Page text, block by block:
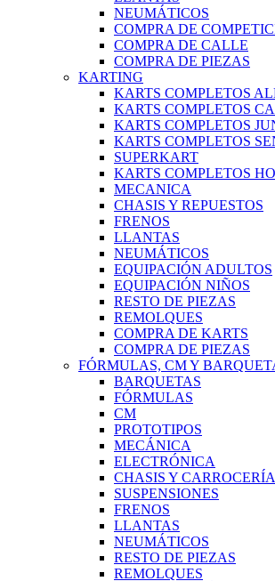
NEUMÁTICOS
COMPRA DE
COMPRA DE CALLE
COMPRA DE PIEZAS
KARTING
KARTS COMPLETOS
KARTS COMPLETOS
KARTS COMPLETOS
KARTS COMPLETOS
SUPERKART
KARTS COMPLETOS
MECANICA
CHASIS Y REPUESTOS
FRENOS
LLANTAS
NEUMÁTICOS
EQUIPACIÓN ADULTOS
EQUIPACIÓN NIÑOS
RESTO DE PIEZAS
REMOLQUES
COMPRA DE KARTS
COMPRA DE PIEZAS
FÓRMULAS, CM Y
BARQUETAS
FÓRMULAS
CM
PROTOTIPOS
MECÁNICA
ELECTRÓNICA
CHASIS Y CARROCERÍA
SUSPENSIONES
FRENOS
LLANTAS
NEUMÁTICOS
RESTO DE PIEZAS
REMOLQUES